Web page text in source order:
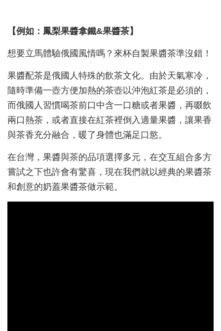
【例如：鳳梨果醬拿鐵&果醬茶】
想要立馬體驗俄國風情嗎？來杯自製果醬茶準沒錯！
果醬配茶是俄國人特殊的飲茶文化。由於天氣寒冷，
隨時準備一壺方便加熱的茶壺以沖泡紅茶是必須的，
而俄國人習慣喝茶前口中含一口糖或者果醬，再啜飲
兩口熱茶，或者直接在紅茶裡倒入適量果醬，讓果香
與茶香充分融合，暖了身體也滿足口慾。
在台灣，果醬與茶的品項選擇多元，在交互組合多方
嘗試之下也許會有驚喜，現在我們就以經典的果醬茶
和創意的奶蓋果醬茶做示範。